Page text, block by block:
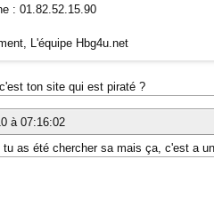
: 01.82.52.15.90
L'équipe Hbg4u.net
ton site qui est piraté ?
à 07:16:02
as été chercher sa mais ça, c'est a